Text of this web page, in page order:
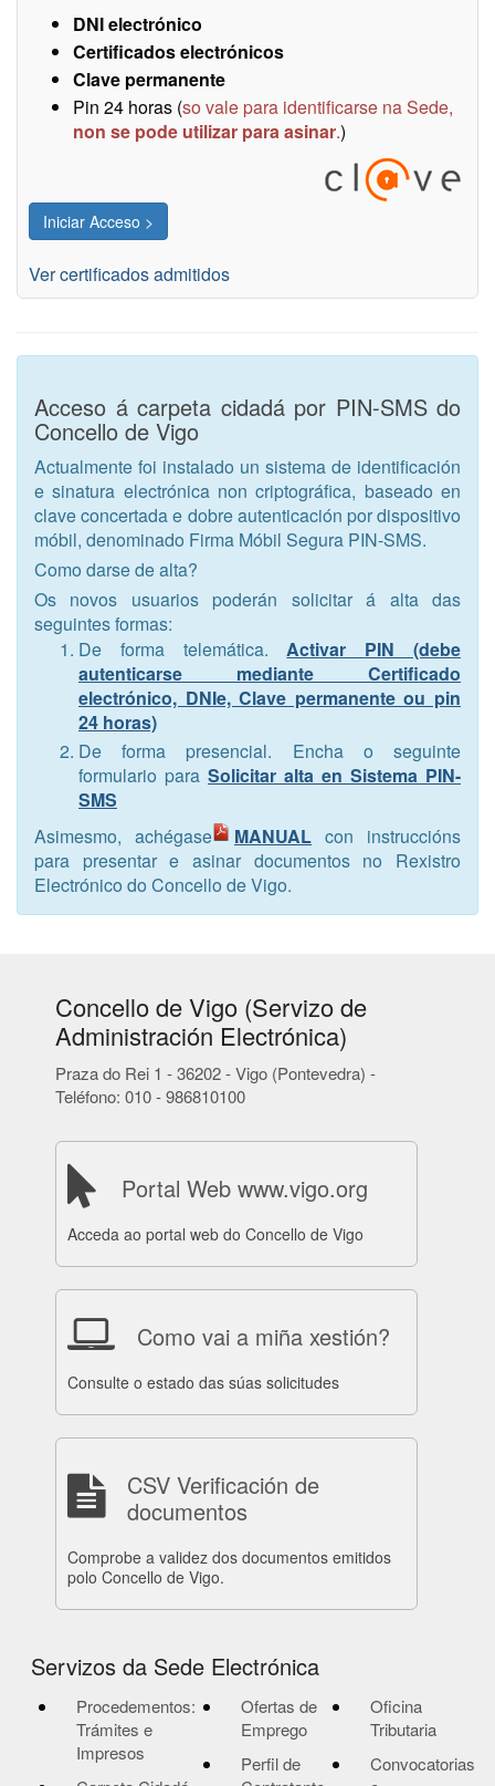
DNI electrónico
Certificados electrónicos
Clave permanente
Pin 24 horas (so vale para identificarse na Sede,
non se pode utilizar para asinar.)
Ver certificados admitidos
Acceso á carpeta cidadá por PIN-SMS do
Concello de Vigo
Actualmente foi instalado un sistema de identificación
e sinatura electrónica non criptográfica, baseado en
clave concertada e dobre autenticación por dispositivo
móbil, denominado Firma Móbil Segura PIN-SMS.
Como darse de alta?
Os novos usuarios poderán solicitar á alta das
seguintes formas:
De forma telemática.Activar PIN (debe
autenticarse mediante Certificado
electrónico, DNIe, Clave permanente ou pin
24 horas)
De forma presencial. Encha o seguinte
formulario para Solicitar alta en Sistema PIN-
SMS
Asimesmo, achégase
MANUAL con instruccións
para presentar e asinar documentos no Rexistro
Electrónico do Concello de Vigo.
Concello de Vigo (Servizo de
Administración Electrónica)
Praza do Rei 1 - 36202 - Vigo (Pontevedra) -
Teléfono: 010 - 986810100
Portal Web www.vigo.org
Acceda ao portal web do Concello de Vigo
Como vai a miña xestión?
Consulte o estado das súas solicitudes
CSV Verificación de
documentos
Comprobe a validez dos documentos emitidos
polo Concello de Vigo.
Servizos da Sede Electrónica
Procedementos:
Trámites e
Impresos
Ofertas de
Emprego
Perfil de
Oficina
Tributaria
Convocatorias